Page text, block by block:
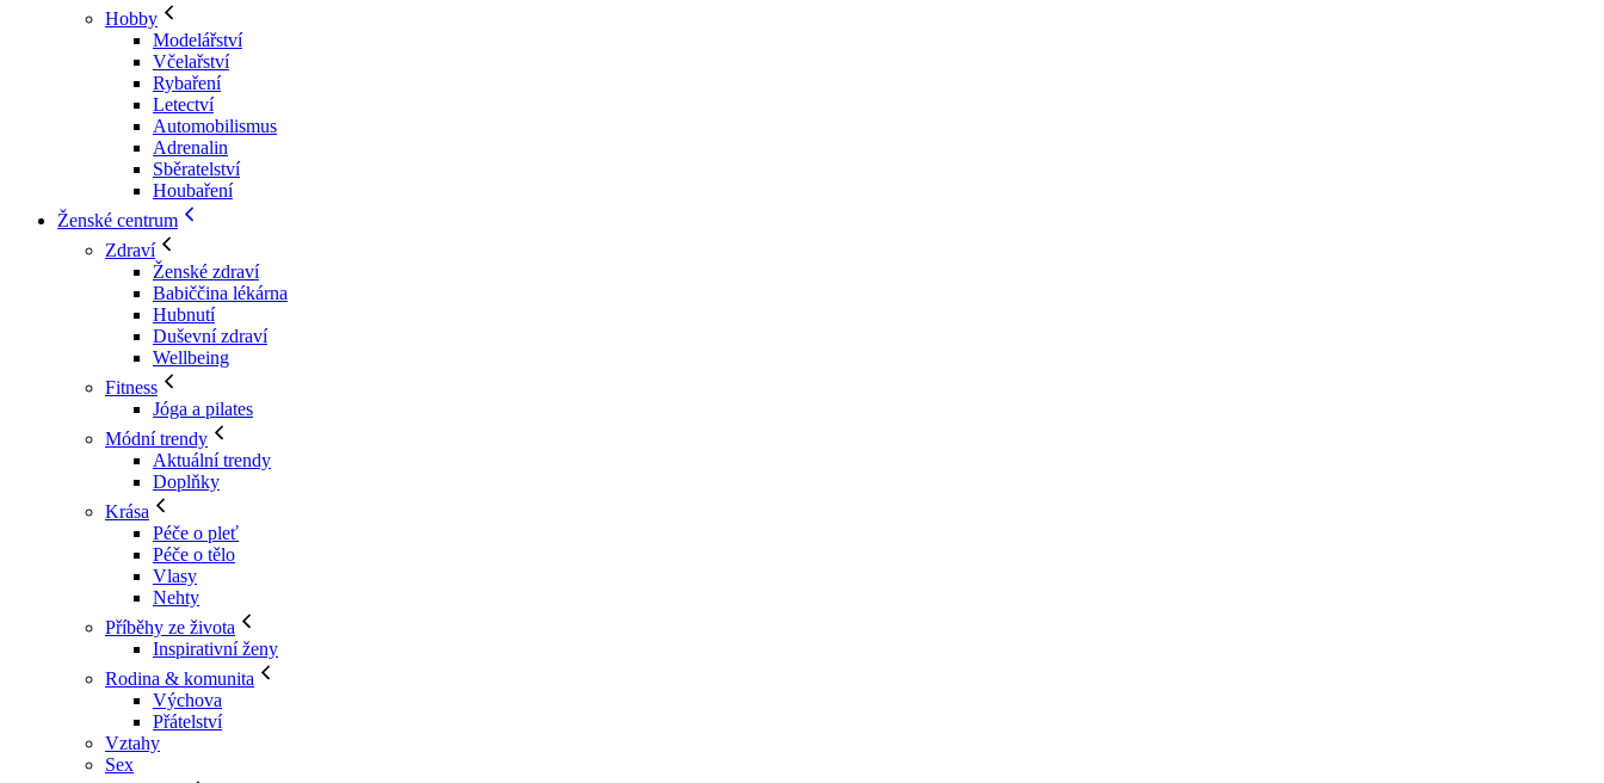
Hobby
Modelářství
Včelařství
Rybaření
Letectví
Automobilismus
Adrenalin
Sběratelství
Houbaření
Ženské centrum
Zdraví
Ženské zdraví
Babiččina lékárna
Hubnutí
Duševní zdraví
Wellbeing
Fitness
Jóga a pilates
Módní trendy
Aktuální trendy
Doplňky
Krása
Péče o pleť
Péče o tělo
Vlasy
Nehty
Příběhy ze života
Inspirativní ženy
Rodina & komunita
Výchova
Přátelství
Vztahy
Sex